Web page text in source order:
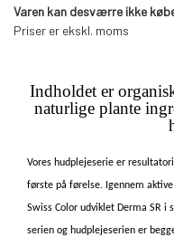
1x Gentle Cream Cleanser 30ml
1x Pure Hyaluronic Essence 7ml
1x Balance Hydrating Cream 15ml
Læs mere om produkterne
Varen kan desværre ikke
Priser er ekskl. moms
Indholdet er
naturlige plante i
Vores hudplejeserie er
første på førelse. Igennem
Swiss Color udviklet Derma SR
serien og hudplejeserien er